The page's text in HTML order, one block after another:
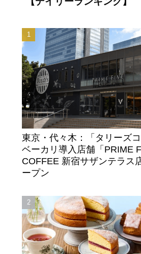
東京・代々木：「タリーズ
ベーカリ導入店舗「PRIME
COFFEE 新宿サザンテラス
ープン